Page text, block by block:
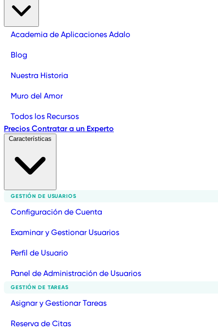
Academia de Aplicaciones Adalo
Blog
Nuestra Historia
Muro del Amor
Todos los Recursos
Precios Contratar a un Experto
GESTIÓN DE USUARIOS
Configuración de Cuenta
Examinar y Gestionar Usuarios
Perfil de Usuario
Panel de Administración de Usuarios
GESTIÓN DE TAREAS
Asignar y Gestionar Tareas
Reserva de Citas